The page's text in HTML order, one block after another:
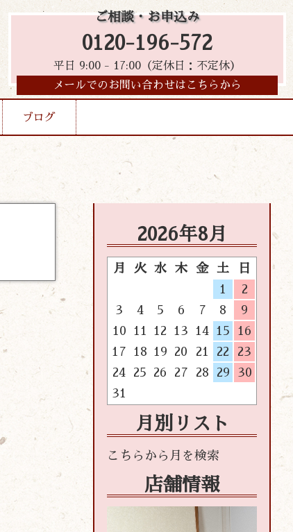
ご相談・お申込み
0120-196-572
平日 9:00 - 17:00（定休日：不定休）
メールでのお問い合わせはこちらから
ブログ
2026年8月
月 火 水 木 金 土
日
1
2
3
4 5 6 7 8
9
10
11 12 13 14 15
16
17
18 19 20 21 22
23
24
25 26 27 28 29
30
31
月別リスト
店舗情報